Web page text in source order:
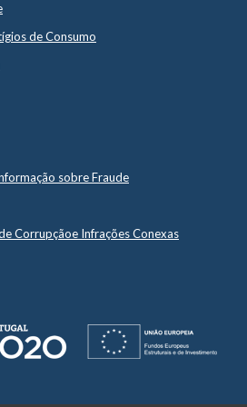
de Consumo
sobre Fraude
Corrupçãoe Infrações Conexas